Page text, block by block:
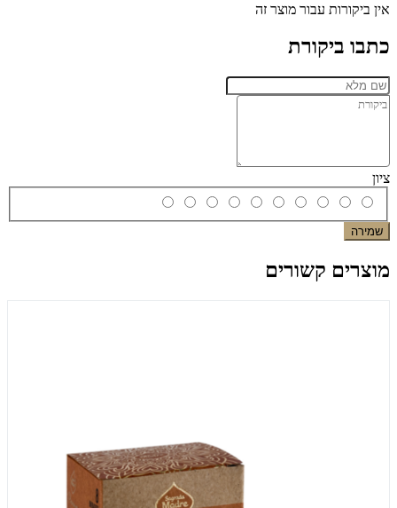
אין ביקורות עבור מוצר זה
כתבו ביקורת
ציון
שמירה
מוצרים קשורים